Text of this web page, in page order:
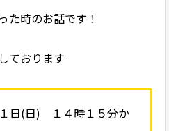
た時のお話です！
ております
日(日) １４時１５分か